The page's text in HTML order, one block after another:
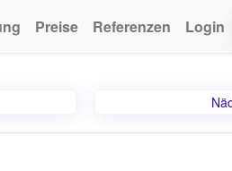
Preise Referenzen Login